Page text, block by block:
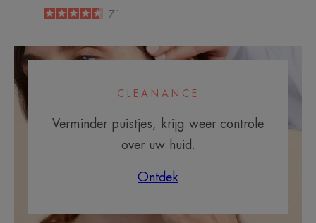
4.6
/
5
71
CLEANANCE
Verminder puistjes, krijg weer controle
over uw huid.
Ontdek